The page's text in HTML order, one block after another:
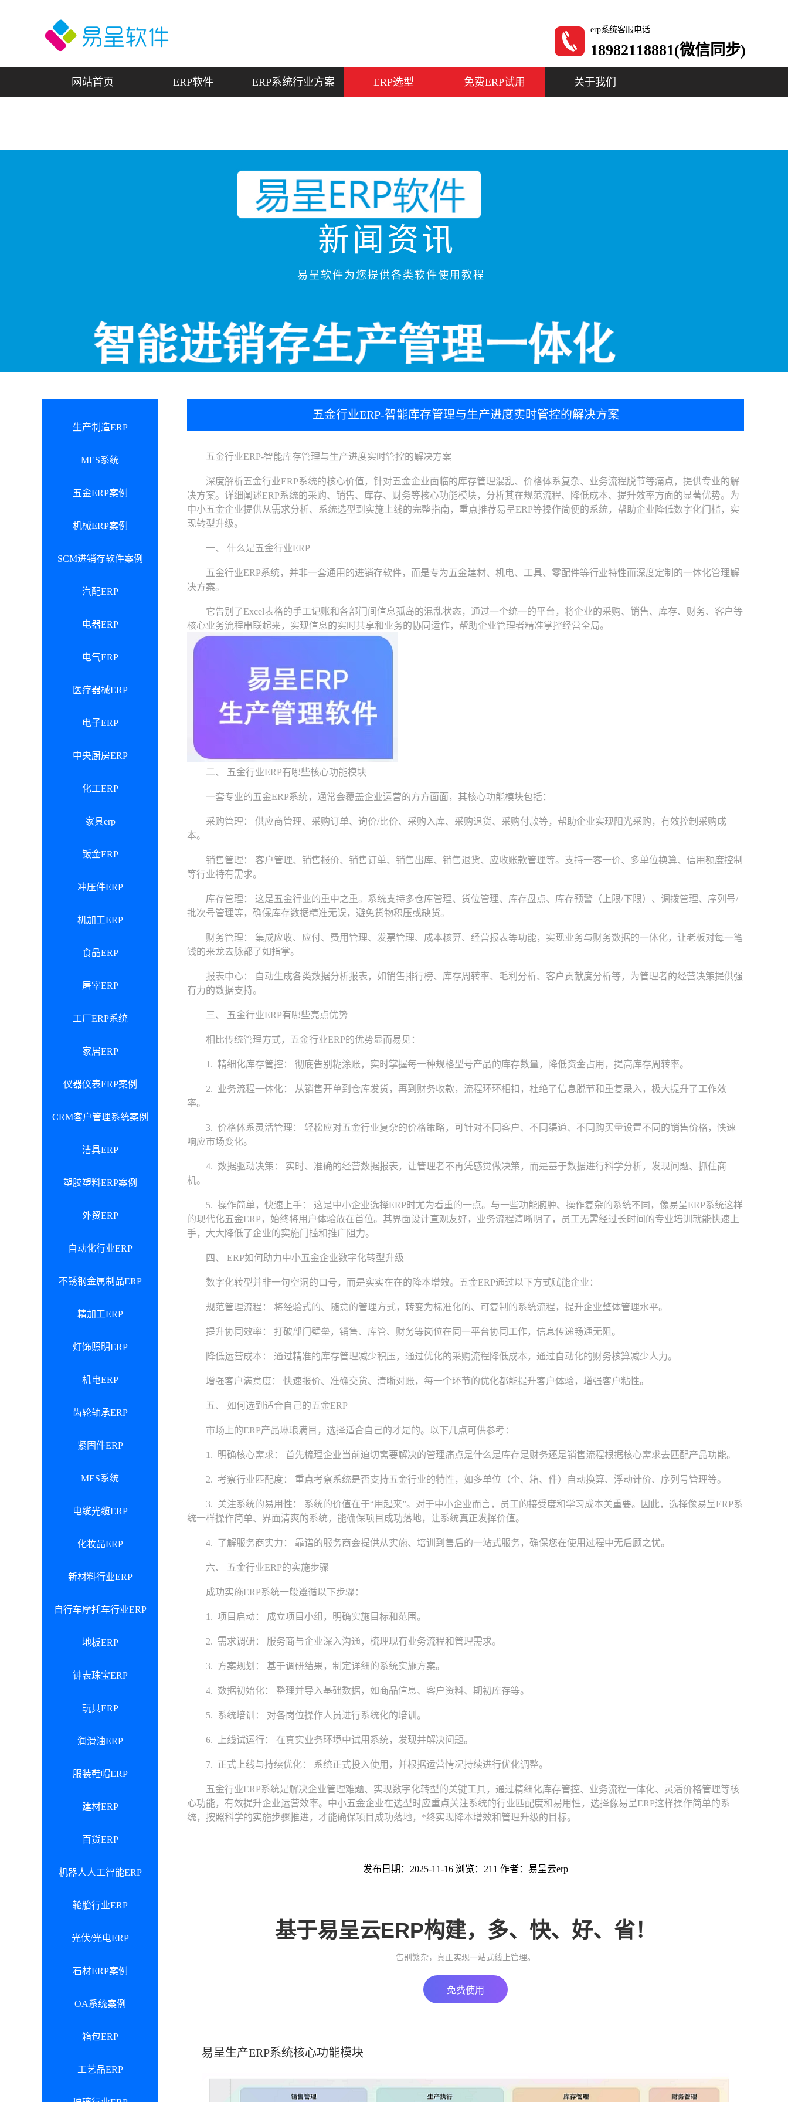
erp系统客服电话
18982118881(微信同步)
网站首页 ERP软件 ERP系统行业方案 ERP选型 免费ERP试用 关于我们
新闻资讯
易呈软件为您提供各类软件使用教程
生产制造ERP
MES系统
五金ERP案例
机械ERP案例
SCM进销存软件案例
汽配ERP
电器ERP
电气ERP
医疗器械ERP
电子ERP
中央厨房ERP
化工ERP
家具erp
钣金ERP
冲压件ERP
机加工ERP
食品ERP
屠宰ERP
工厂ERP系统
家居ERP
仪器仪表ERP案例
CRM客户管理系统案例
洁具ERP
塑胶塑料ERP案例
外贸ERP
自动化行业ERP
不锈钢金属制品ERP
精加工ERP
灯饰照明ERP
机电ERP
齿轮轴承ERP
紧固件ERP
MES系统
电缆光缆ERP
化妆品ERP
新材料行业ERP
自行车摩托车行业ERP
地板ERP
钟表珠宝ERP
玩具ERP
润滑油ERP
服装鞋帽ERP
建材ERP
百货ERP
机器人人工智能ERP
轮胎行业ERP
光伏/光电ERP
石材ERP案例
OA系统案例
箱包ERP
工艺品ERP
五金行业ERP-智能库存管理与生产进度实时管控的解决方案
五金行业ERP-智能库存管理与生产进度实时管控的解决方案
深度解析五金行业ERP系统的核心价值，针对五金企业面临的库存管理混乱、价格体系复杂、业务流程脱节等痛点，提供专业的解
决方案。详细阐述ERP系统的采购、销售、库存、财务等核心功能模块，分析其在规范流程、降低成本、提升效率方面的显著优势。为
中小五金企业提供从需求分析、系统选型到实施上线的完整指南，重点推荐易呈ERP等操作简便的系统，帮助企业降低数字化门槛，实
现转型升级。
一、 什么是五金行业ERP
五金行业ERP系统，并非一套通用的进销存软件，而是专为五金建材、机电、工具、零配件等行业特性而深度定制的一体化管理解
决方案。
它告别了Excel表格的手工记账和各部门间信息孤岛的混乱状态，通过一个统一的平台，将企业的采购、销售、库存、财务、客户等
核心业务流程串联起来，实现信息的实时共享和业务的协同运作，帮助企业管理者精准掌控经营全局。
二、 五金行业ERP有哪些核心功能模块
一套专业的五金ERP系统，通常会覆盖企业运营的方方面面，其核心功能模块包括：
采购管理： 供应商管理、采购订单、询价/比价、采购入库、采购退货、采购付款等，帮助企业实现阳光采购，有效控制采购成
本。
销售管理： 客户管理、销售报价、销售订单、销售出库、销售退货、应收账款管理等。支持一客一价、多单位换算、信用额度控制
等行业特有需求。
库存管理： 这是五金行业的重中之重。系统支持多仓库管理、货位管理、库存盘点、库存预警（上限/下限）、调拨管理、序列号/
批次号管理等，确保库存数据精准无误，避免货物积压或缺货。
财务管理： 集成应收、应付、费用管理、发票管理、成本核算、经营报表等功能，实现业务与财务数据的一体化，让老板对每一笔
钱的来龙去脉都了如指掌。
报表中心： 自动生成各类数据分析报表，如销售排行榜、库存周转率、毛利分析、客户贡献度分析等，为管理者的经营决策提供强
有力的数据支持。
三、 五金行业ERP有哪些亮点优势
相比传统管理方式，五金行业ERP的优势显而易见：
1. 精细化库存管控： 彻底告别糊涂账，实时掌握每一种规格型号产品的库存数量，降低资金占用，提高库存周转率。
2. 业务流程一体化： 从销售开单到仓库发货，再到财务收款，流程环环相扣，杜绝了信息脱节和重复录入，极大提升了工作效
率。
3. 价格体系灵活管理： 轻松应对五金行业复杂的价格策略，可针对不同客户、不同渠道、不同购买量设置不同的销售价格，快速
响应市场变化。
4. 数据驱动决策： 实时、准确的经营数据报表，让管理者不再凭感觉做决策，而是基于数据进行科学分析，发现问题、抓住商
机。
5. 操作简单，快速上手： 这是中小企业选择ERP时尤为看重的一点。与一些功能臃肿、操作复杂的系统不同，像易呈ERP系统这样
的现代化五金ERP，始终将用户体验放在首位。其界面设计直观友好，业务流程清晰明了，员工无需经过长时间的专业培训就能快速上
手，大大降低了企业的实施门槛和推广阻力。
四、 ERP如何助力中小五金企业数字化转型升级
数字化转型并非一句空洞的口号，而是实实在在的降本增效。五金ERP通过以下方式赋能企业：
规范管理流程： 将经验式的、随意的管理方式，转变为标准化的、可复制的系统流程，提升企业整体管理水平。
提升协同效率： 打破部门壁垒，销售、库管、财务等岗位在同一平台协同工作，信息传递畅通无阻。
降低运营成本： 通过精准的库存管理减少积压，通过优化的采购流程降低成本，通过自动化的财务核算减少人力。
增强客户满意度： 快速报价、准确交货、清晰对账，每一个环节的优化都能提升客户体验，增强客户粘性。
五、 如何选到适合自己的五金ERP
市场上的ERP产品琳琅满目，选择适合自己的才是的。以下几点可供参考：
1. 明确核心需求： 首先梳理企业当前迫切需要解决的管理痛点是什么是库存是财务还是销售流程根据核心需求去匹配产品功能。
2. 考察行业匹配度： 重点考察系统是否支持五金行业的特性，如多单位（个、箱、件）自动换算、浮动计价、序列号管理等。
3. 关注系统的易用性： 系统的价值在于“用起来”。对于中小企业而言，员工的接受度和学习成本关重要。因此，选择像易呈ERP系
统一样操作简单、界面清爽的系统，能确保项目成功落地，让系统真正发挥价值。
4. 了解服务商实力： 靠谱的服务商会提供从实施、培训到售后的一站式服务，确保您在使用过程中无后顾之忧。
六、 五金行业ERP的实施步骤
成功实施ERP系统一般遵循以下步骤：
1. 项目启动： 成立项目小组，明确实施目标和范围。
2. 需求调研： 服务商与企业深入沟通，梳理现有业务流程和管理需求。
3. 方案规划： 基于调研结果，制定详细的系统实施方案。
4. 数据初始化： 整理并导入基础数据，如商品信息、客户资料、期初库存等。
5. 系统培训： 对各岗位操作人员进行系统化的培训。
6. 上线试运行： 在真实业务环境中试用系统，发现并解决问题。
7. 正式上线与持续优化： 系统正式投入使用，并根据运营情况持续进行优化调整。
五金行业ERP系统是解决企业管理难题、实现数字化转型的关键工具，通过精细化库存管控、业务流程一体化、灵活价格管理等核
心功能，有效提升企业运营效率。中小五金企业在选型时应重点关注系统的行业匹配度和易用性，选择像易呈ERP这样操作简单的系
统，按照科学的实施步骤推进，才能确保项目成功落地，*终实现降本增效和管理升级的目标。
发布日期：2025-11-16 浏览：211 作者：易呈云erp
基于易呈云ERP构建，多、快、好、省！
告别繁杂，真正实现一站式线上管理。
免费使用
易呈生产ERP系统核心功能模块